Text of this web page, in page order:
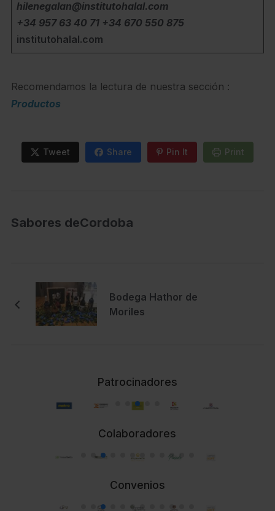
hilenegalan@institutohalal.com
+34 957 63 40 71 +34 670 550 875
institutohalal.com
Recomendamos la lectura de nuestra sección :
Productos
Tweet Share Pin It Print
Sabores deCordoba
Bodega Hathor de
Moriles
Patrocinadores
Colaboradores
Convenios